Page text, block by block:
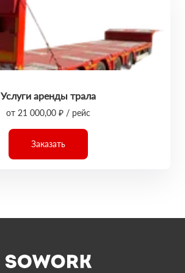
Услуги аренды трала
от 21 000,00 ₽ / рейс
Заказать